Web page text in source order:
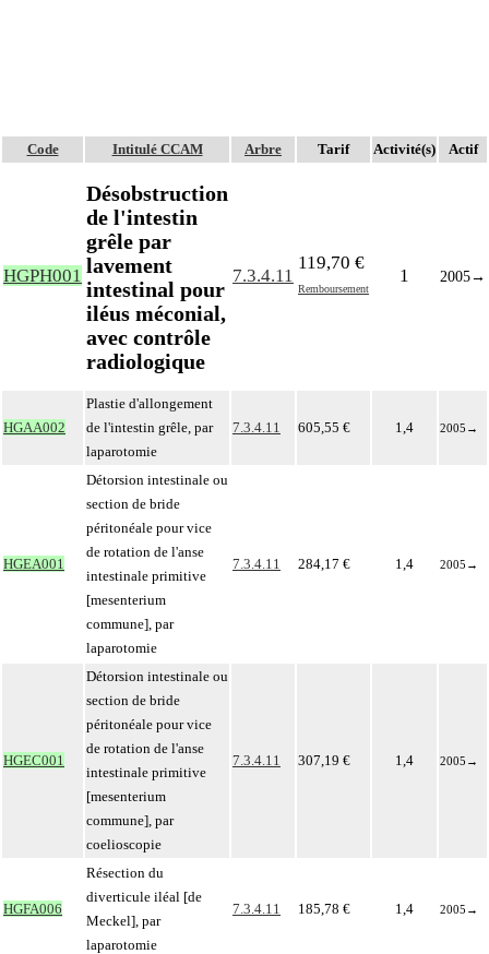
Code Intitulé CCAM Arbre Tarif Activité(s) Actif
HGPH001
Désobstruction
de l'intestin
grêle par
lavement
intestinal pour
iléus méconial,
avec contrôle
radiologique
7.3.4.11
119,70 €
Remboursement
1 2005→
HGAA002
Plastie d'allongement
de l'intestin grêle, par
laparotomie
7.3.4.11 605,55 € 1,4 2005 →
HGEA001
Détorsion intestinale ou
section de bride
péritonéale pour vice
de rotation de l'anse
intestinale primitive
[mesenterium
commune], par
laparotomie
7.3.4.11 284,17 € 1,4 2005 →
HGEC001
Détorsion intestinale ou
section de bride
péritonéale pour vice
de rotation de l'anse
intestinale primitive
[mesenterium
commune], par
coelioscopie
7.3.4.11 307,19 € 1,4 2005 →
HGFA006
Résection du
diverticule iléal [de
Meckel], par
laparotomie
7.3.4.11 185,78 € 1,4 2005 →